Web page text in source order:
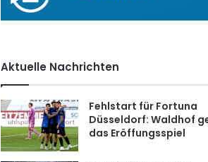
Aktuelle Nachrichten
Fehlstart für Fortuna
Düsseldorf: Waldhof
das Eröffungsspiel